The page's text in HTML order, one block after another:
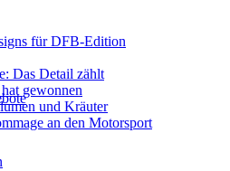
für DFB-Edition
Das Detail zählt
gewonnen
und Kräuter
an den Motorsport